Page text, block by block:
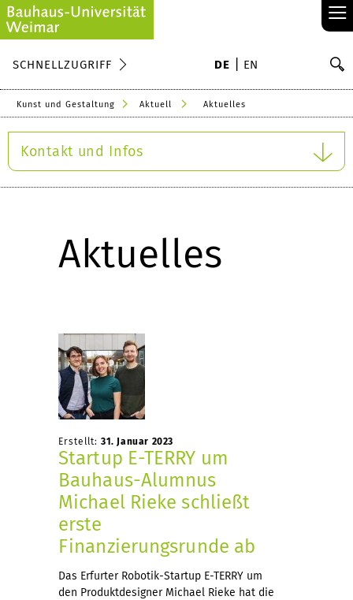
≡
SCHNELLZUGRIFF DE EN
Kunst und Gestaltung Aktuell Aktuelles
Kontakt und Infos
Aktuelles
Erstellt: 31. Januar 2023
Startup E-TERRY um
Bauhaus-Alumnus
Michael Rieke schließt
erste
Finanzierungsrunde ab
Das Erfurter Robotik-Startup E-TERRY um
den Produktdesigner Michael Rieke hat die